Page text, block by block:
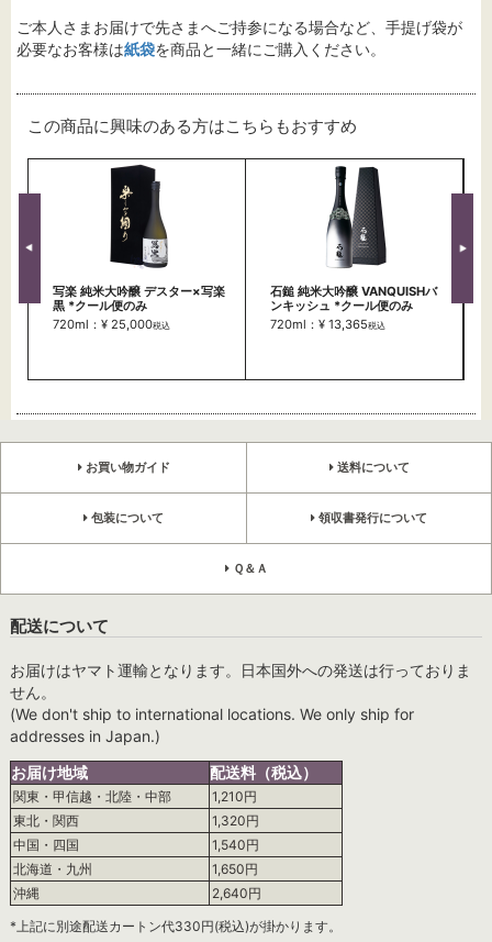
ご本人さまお届けで先さまへご持参になる場合など、手提げ袋が
必要なお客様は紙袋を商品と一緒にご購入ください。
この商品に興味のある方はこちらもおすすめ
写楽 純米大吟醸 デスター×写楽
黒 *クール便のみ
720ml：¥ 25,000税込
石鎚 純米大吟醸 VANQUISHバ
ンキッシュ *クール便のみ
720ml：¥ 13,365税込
お買い物ガイド 送料について
包装について 領収書発行について
Ｑ＆Ａ
配送について
お届けはヤマト運輸となります。日本国外への発送は行っておりま
せん。
(We don't ship to international locations. We only ship for
addresses in Japan.)
お届け地域
配送料（税込）
関東・甲信越・北陸・中部
1,210円
東北・関西
1,320円
中国・四国
1,540円
北海道・九州
1,650円
沖縄
2,640円
*上記に別途配送カートン代330円(税込)が掛かります。